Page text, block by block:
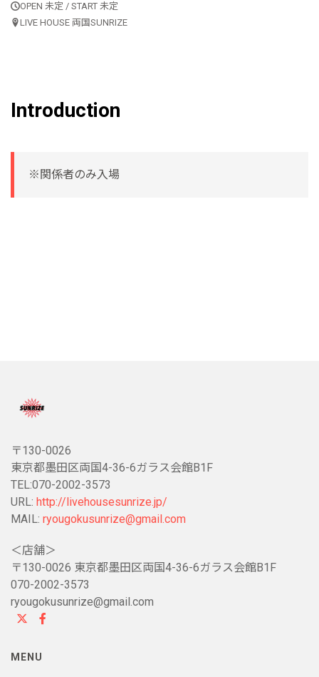
OPEN 未定 / START 未定
LIVE HOUSE 両国SUNRIZE
Introduction
※関係者のみ入場
〒130-0026
東京都墨田区両国4-36-6ガラス会館B1F
TEL:070-2002-3573
URL: http://livehousesunrize.jp/
MAIL: ryougokusunrize@gmail.com
＜店舗＞
〒130-0026 東京都墨田区両国4-36-6ガラス会館B1F
070-2002-3573
ryougokusunrize@gmail.com
MENU